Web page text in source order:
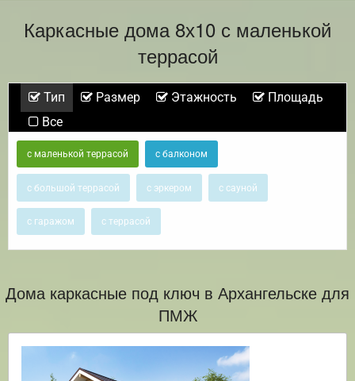
Каркасные дома 8х10 с маленькой
террасой
Тип Размер Этажность
Площадь
Все
с маленькой террасой с балконом
с большой террасой с эркером с сауной
с гаражом с террасой
Дома каркасные под ключ в Архангельске для
ПМЖ